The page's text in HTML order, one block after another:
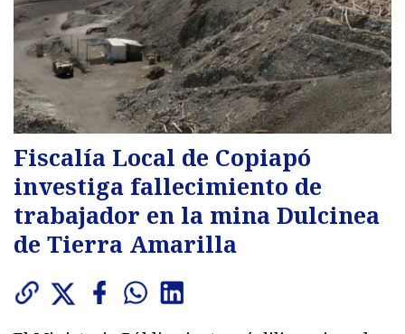
Fiscalía Local de Copiapó
investiga fallecimiento de
trabajador en la mina Dulcinea
de Tierra Amarilla